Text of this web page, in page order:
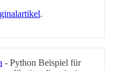
.
- Python Beispiel für